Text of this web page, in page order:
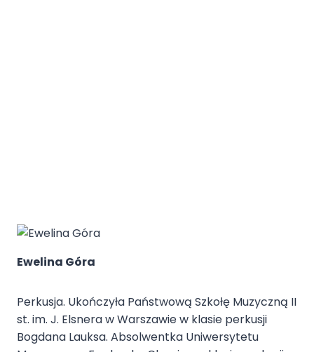
Ewelina Góra
Perkusja. Ukończyła Państwową Szkołę Muzyczną II
st. im. J. Elsnera w Warszawie w klasie perkusji
Bogdana Lauksa. Absolwentka Uniwersytetu